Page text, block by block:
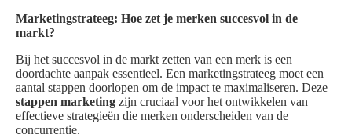
Marketingstrateeg: Hoe zet je merken succesvol in de
markt?
Bij het succesvol in de markt zetten van een merk is een
doordachte aanpak essentieel. Een marketingstrateeg moet een
aantal stappen doorlopen om de impact te maximaliseren. Deze
stappen marketing zijn cruciaal voor het ontwikkelen van
effectieve strategieën die merken onderscheiden van de
concurrentie.